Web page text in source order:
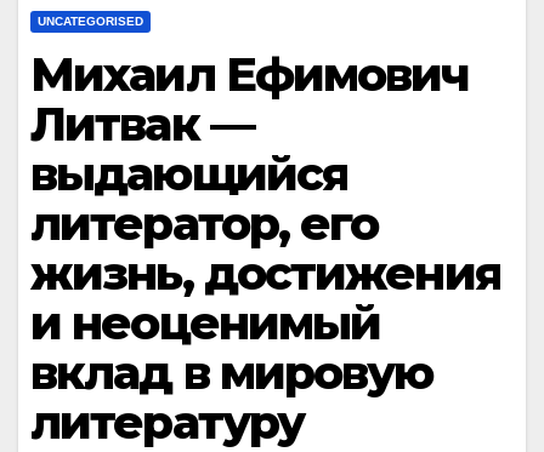
UNCATEGORISED
Михаил Ефимович
Литвак —
выдающийся
литератор, его
жизнь, достижения
и неоценимый
вклад в мировую
литературу